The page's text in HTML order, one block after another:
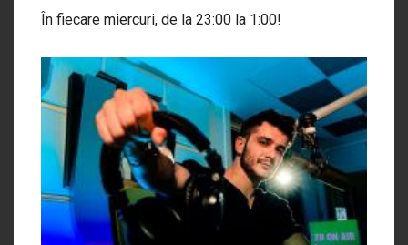
În fiecare miercuri, de la 23:00 la 1:00!